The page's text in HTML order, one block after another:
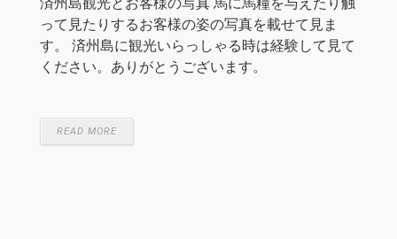
って見たりするお客様の姿の写真を載せて見ま
す。 済州島に観光いらっしゃる時は経験して見て
ください。ありがとうございます。
READ MORE